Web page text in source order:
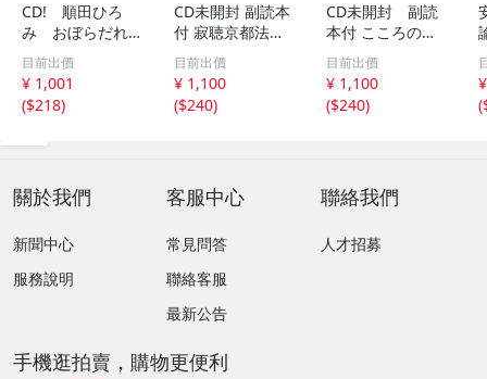
CD! 順田ひろ
み おぼらだれ
ん 帯付き OM
CD-16 42405
目前出價
¥ 1,001
($218)
CD未開封 副読本
付 寂聴京都法話
集 ユーキャン
目前出價
¥ 1,100
($240)
CD未開封 副読
本付 こころの
扉 河合隼雄講話
集
目前出價
¥ 1,100
($240)
(
關於我們
新聞中心
服務說明
客服中心
常見問答
聯絡客服
最新公告
聯絡我們
人才招募
手機逛拍賣，購物更便利